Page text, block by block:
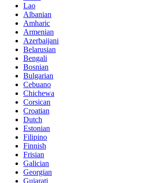
Lao
Albanian
Amharic
Armenian
Azerbaijani
Belarusian
Bengali
Bosnian
Bulgarian
Cebuano
Chichewa
Corsican
Croatian
Dutch
Estonian
Filipino
Finnish
Frisian
Galician
Georgian
Gujarati